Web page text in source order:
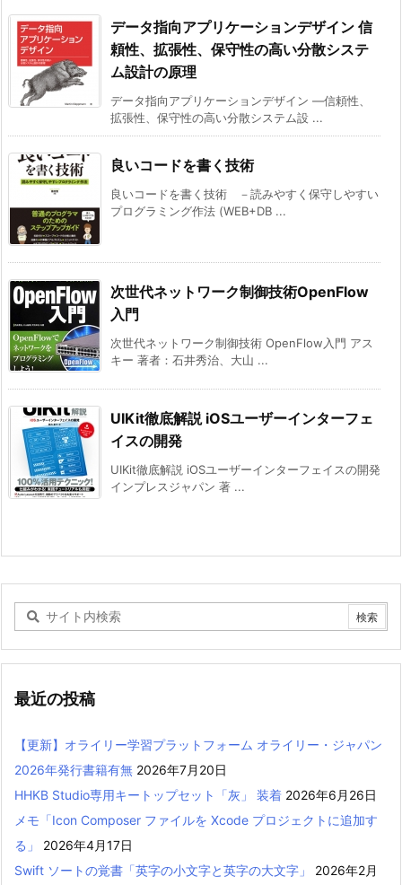
データ指向アプリケーションデザイン 信
頼性、拡張性、保守性の高い分散システ
ム設計の原理
データ指向アプリケーションデザイン ―信頼性、
拡張性、保守性の高い分散システム設 ...
良いコードを書く技術
良いコードを書く技術 －読みやすく保守しやすい
プログラミング作法 (WEB+DB ...
次世代ネットワーク制御技術OpenFlow
入門
次世代ネットワーク制御技術 OpenFlow入門 アス
キー 著者：石井秀治、大山 ...
UIKit徹底解説 iOSユーザーインターフェ
イスの開発
UIKit徹底解説 iOSユーザーインターフェイスの開発
インプレスジャパン 著 ...
最近の投稿
【更新】オライリー学習プラットフォーム オライリー・ジャパン
2026年発行書籍有無 2026年7月20日
HHKB Studio専用キートップセット「灰」 装着 2026年6月26日
メモ「Icon Composer ファイルを Xcode プロジェクトに追加す
る」
2026年4月17日
Swift ソートの覚書「英字の小文字と英字の大文字」
2026年2月